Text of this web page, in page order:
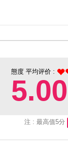
態度 平均评价 :
5.00
注 : 最高值5分